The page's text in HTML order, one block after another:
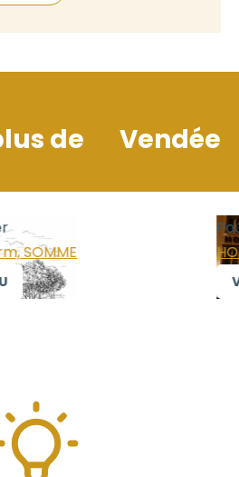
de
Vendée
SOMME